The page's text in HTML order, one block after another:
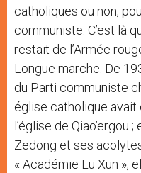
catholiques ou non,
communiste. C’est là
restait de l’Armée
Longue marche. De
du Parti communiste
église catholique avait
l’église de
Zedong et ses
« Académie Lu Xun »,